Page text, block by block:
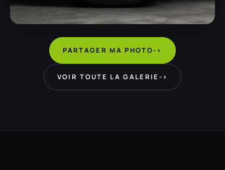
PARTAGER MA PHOTO->
VOIR TOUTE LA GALERIE ->